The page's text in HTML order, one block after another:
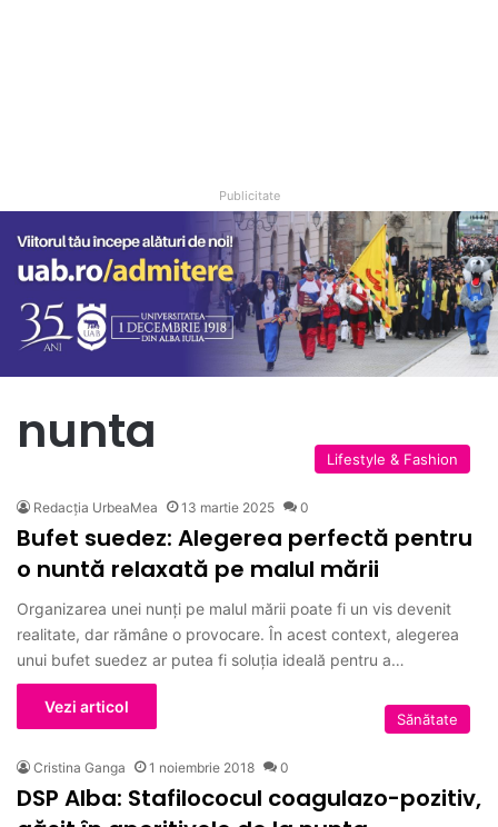
Publicitate
nunta Lifestyle & Fashion
Redacția UrbeaMea 13 martie 2025 0
Bufet suedez: Alegerea perfectă pentru
o nuntă relaxată pe malul mării
Organizarea unei nunți pe malul mării poate fi un vis devenit
realitate, dar rămâne o provocare. În acest context, alegerea
unui bufet suedez ar putea fi soluția ideală pentru a…
Vezi articol
Sănătate
Cristina Ganga 1 noiembrie 2018 0
DSP Alba: Stafilococul coagulazo-pozitiv,